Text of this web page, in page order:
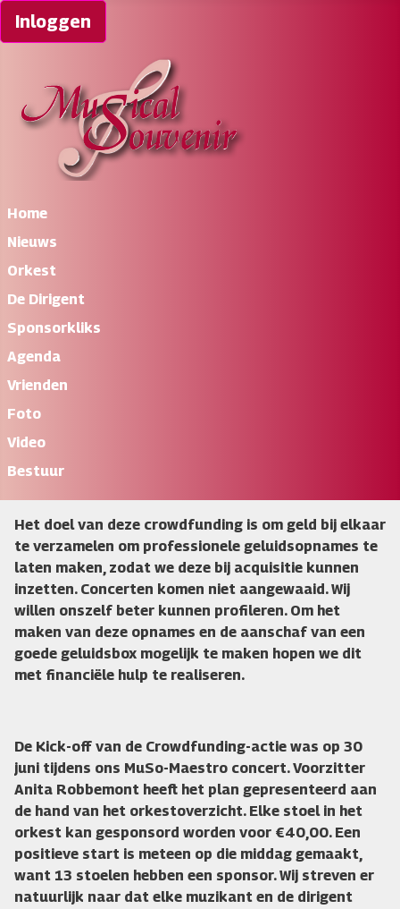
Inloggen
Home
Nieuws
Orkest
De Dirigent
Sponsorkliks
Agenda
Vrienden
Foto
Video
Bestuur
Het doel van deze crowdfunding is om geld bij elkaar
te verzamelen om professionele geluidsopnames te
laten maken, zodat we deze bij acquisitie kunnen
inzetten. Concerten komen niet aangewaaid. Wij
willen onszelf beter kunnen profileren. Om het
maken van deze opnames en de aanschaf van een
goede geluidsbox mogelijk te maken hopen we dit
met financiële hulp te realiseren.
De Kick-off van de Crowdfunding-actie was op 30
juni tijdens ons MuSo-Maestro concert. Voorzitter
Anita Robbemont heeft het plan gepresenteerd aan
de hand van het orkestoverzicht. Elke stoel in het
orkest kan gesponsord worden voor €40,00. Een
positieve start is meteen op die middag gemaakt,
want 13 stoelen hebben een sponsor. Wij streven er
natuurlijk naar dat elke muzikant en de dirigent